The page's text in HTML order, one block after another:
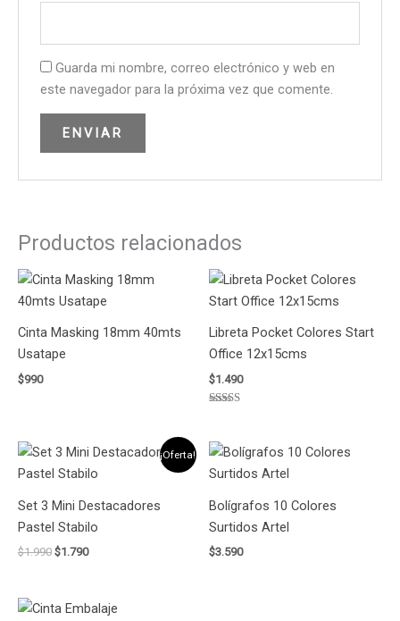
Guarda mi nombre, correo electrónico y web en
este navegador para la próxima vez que comente.
Productos relacionados
Cinta Masking 18mm 40mts
Usatape
$990
Libreta Pocket Colores Start
Office 12x15cms
$1.490
de 5
¡Oferta!
Set 3 Mini Destacadores
Pastel Stabilo
$1.990
El
original
$1.990.
$1.790
El
actual
$1.790.
Bolígrafos 10 Colores
Surtidos Artel
$3.590